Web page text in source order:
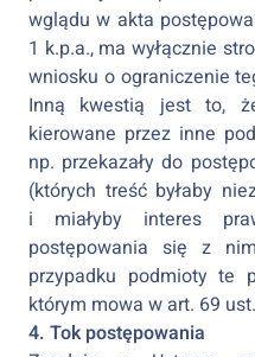
wglądu w akta
1 k.p.a., ma wyłącznie
wniosku o ograniczenie
Inną kwestią jest to,
kierowane przez inne
np. przekazały do
(których treść byłaby
i miałyby interes
postępowania się z
przypadku podmioty te
którym mowa w art. 69
4. Tok postępowania